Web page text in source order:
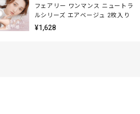
フェアリー ワンマンス ニュートラ
ルシリーズ エアベージュ 2枚入り
¥1,628